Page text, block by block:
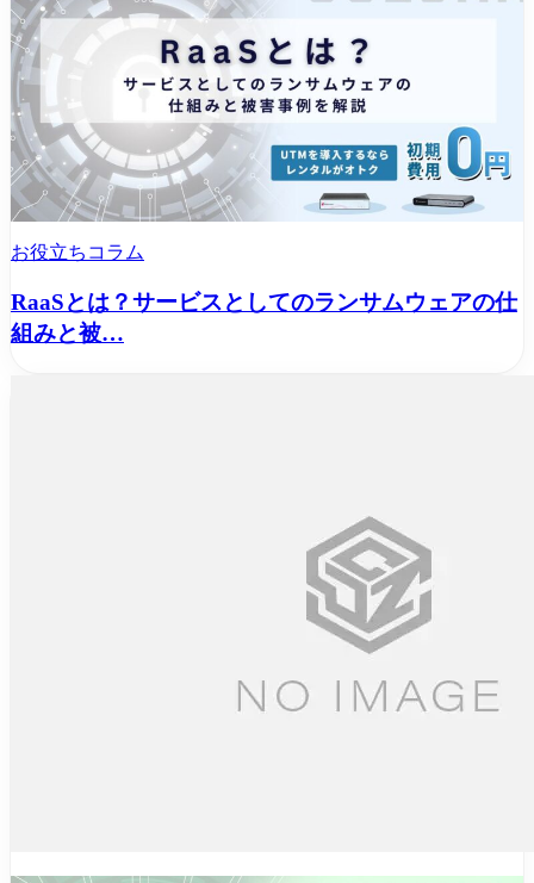
お役立ちコラム
RaaSとは？サービスとしてのランサムウェアの仕
組みと被…